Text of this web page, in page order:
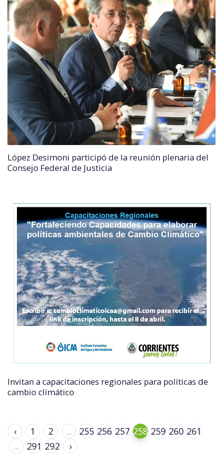
López Desimoni participó de la reunión plenaria del
Consejo Federal de Justicia
Invitan a capacitaciones regionales para políticas de
cambio climático
‹ 1 2 ... 255 256 257 258 259 260 261
...
291 292 ›